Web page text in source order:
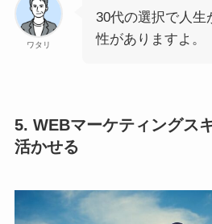
ワタリ
30代の選択で人生
性がありますよ。
5. WEBマーケティングス
活かせる